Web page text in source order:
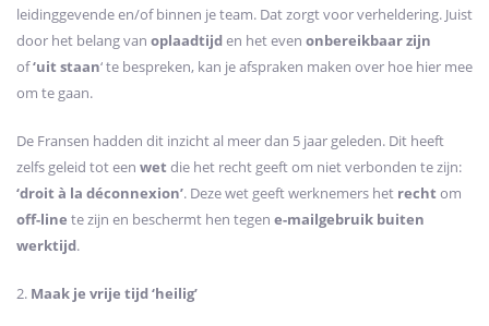
leidinggevende en/of binnen je team. Dat zorgt voor verheldering. Juist
door het belang van oplaadtijden het even onbereikbaar zijn
of‘uit staan‘ te bespreken, kan je afspraken maken over hoe hier mee
om te gaan.
De Fransen hadden dit inzicht al meer dan 5 jaar geleden. Dit heeft
zelfs geleid tot een wet die het recht geeft om niet verbonden te zijn:
‘droit à la déconnexion’. Deze wet geeft werknemers het recht om
off-line te zijn en beschermt hen tegen e-mailgebruik buiten
werktijd.
2. Maak je vrije tijd ‘heilig’